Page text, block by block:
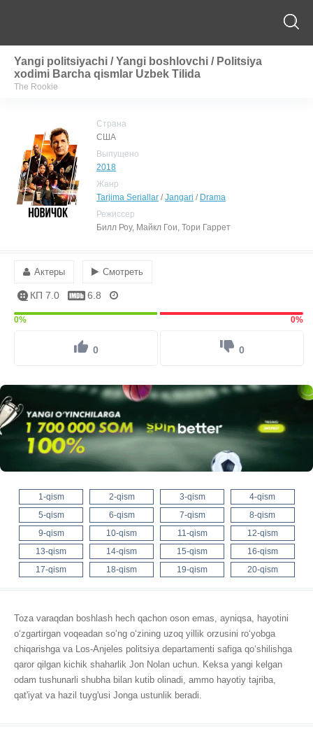
Yangi politsiyachi / Yangi boshlovchi / Politsiya
xodimi Barcha qismlar Uzbek Tilida
The Rookie
Страна
США
Выпущено
2018
Жанр
Tarjima Seriallar /Jangari / Drama
Режиссер
Билл Роу, Майкл Гои, Тори Гаррет
Актеры Смотреть
КП 7.0 6.8
0% 0%
0 0
1-qism 2-qism 3-qism
4-qism
5-qism
6-qism 7-qism
8-qism
9-qism
10-qism 11-qism
12-qism
13-qism
14-qism 15-qism
16-qism
17-qism
18-qism 19-qism 20-qism
Toza varaqdan boshlash hech qachon oson emas, ayniqsa, hayotini
o‘zgartirgan voqeadan so‘ng o‘zining uzoq yillik orzusini ro‘yobga
chiqarishga va Los-Anjeles politsiya departamenti safiga qo‘shilishga
qaror qilgan kichik shaharlik Jon Nolan uchun. Keksa yangi kelgan
odam tushunarli shubha bilan kutib olinadi, ammo hayotiy tajriba,
qat'iyat va hazil tuyg'usi Jonga ustunlik beradi.